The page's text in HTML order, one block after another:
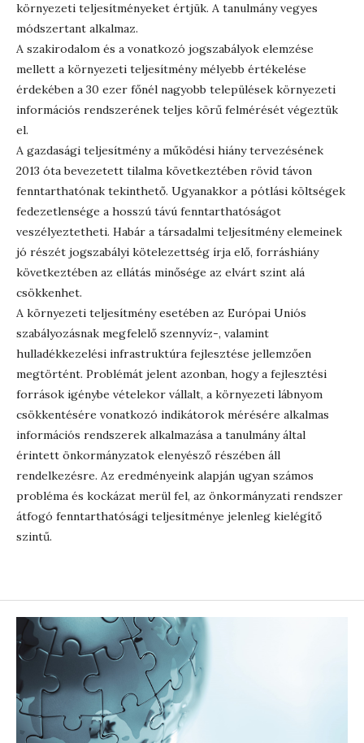
környezeti teljesítményeket értjük. A tanulmány vegyes
módszertant alkalmaz.
A szakirodalom és a vonatkozó jogszabályok elemzése
mellett a környezeti teljesítmény mélyebb értékelése
érdekében a 30 ezer főnél nagyobb települések környezeti
információs rendszerének teljes körű felmérését végeztük
el.
A gazdasági teljesítmény a működési hiány tervezésének
2013 óta bevezetett tilalma következtében rövid távon
fenntarthatónak tekinthető. Ugyanakkor a pótlási költségek
fedezetlensége a hosszú távú fenntarthatóságot
veszélyeztetheti. Habár a társadalmi teljesítmény elemeinek
jó részét jogszabályi kötelezettség írja elő, forráshiány
következtében az ellátás minősége az elvárt szint alá
csökkenhet.
A környezeti teljesítmény esetében az Európai Uniós
szabályozásnak megfelelő szennyvíz-, valamint
hulladékkezelési infrastruktúra fejlesztése jellemzően
megtörtént. Problémát jelent azonban, hogy a fejlesztési
források igénybe vételekor vállalt, a környezeti lábnyom
csökkentésére vonatkozó indikátorok mérésére alkalmas
információs rendszerek alkalmazása a tanulmány által
érintett önkormányzatok elenyésző részében áll
rendelkezésre. Az eredményeink alapján ugyan számos
probléma és kockázat merül fel, az önkormányzati rendszer
átfogó fenntarthatósági teljesítménye jelenleg kielégítő
szintű.